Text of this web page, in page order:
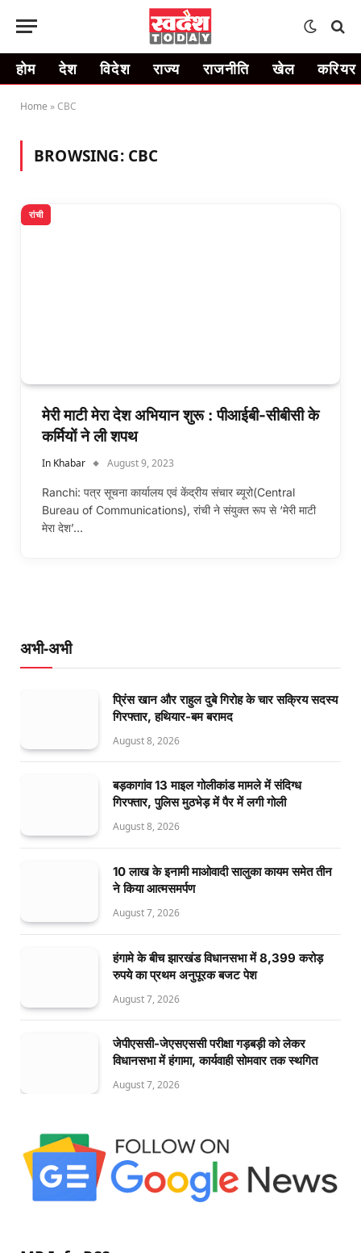
होम देश विदेश राज्य राजनीति खेल करियर
Home »CBC
BROWSING: CBC
रांची
मेरी माटी मेरा देश अभियान शुरू : पीआईबी-सीबीसी के
कर्मियों ने ली शपथ
In Khabar August 9, 2023
Ranchi: पत्र सूचना कार्यालय एवं केंद्रीय संचार ब्यूरो(Central
Bureau of Communications), रांची ने संयुक्त रूप से ‘मेरी माटी
मेरा देश’…
अभी-अभी
प्रिंस खान और राहुल दुबे गिरोह के चार सक्रिय सदस्य
गिरफ्तार, हथियार-बम बरामद
August 8, 2026
बड़कागांव 13 माइल गोलीकांड मामले में संदिग्ध
गिरफ्तार, पुलिस मुठभेड़ में पैर में लगी गोली
August 8, 2026
10 लाख के इनामी माओवादी सालुका कायम समेत तीन
ने किया आत्मसमर्पण
August 7, 2026
हंगामे के बीच झारखंड विधानसभा में 8,399 करोड़
रुपये का प्रथम अनुपूरक बजट पेश
August 7, 2026
जेपीएससी-जेएसएससी परीक्षा गड़बड़ी को लेकर
विधानसभा में हंगामा, कार्यवाही सोमवार तक स्थगित
August 7, 2026